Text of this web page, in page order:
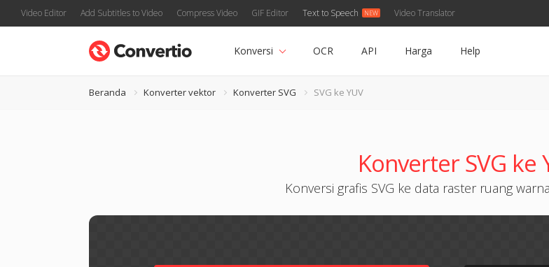
Video Editor Add Subtitles to Video Compress Video GIF Editor Text to Speech Video Translator
Konversi OCR API Harga Help
Beranda Konverter vektor Konverter SVG SVG ke YUV
Konverter SVG ke
Konversi grafis SVG ke data raster ruang